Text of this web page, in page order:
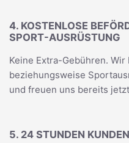
4. KOSTENLOSE
SPORT-AUSRÜSTUNG
Keine Extra-Gebühren.
beziehungsweise
und freuen uns bereits
5. 24 STUNDEN